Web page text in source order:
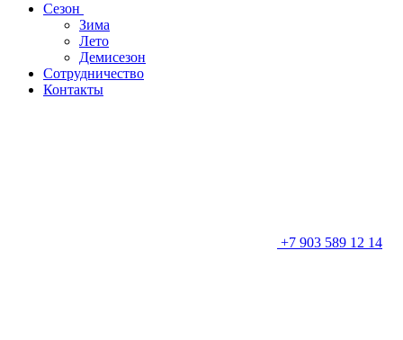
Сезон
Зима
Лето
Демисезон
Сотрудничество
Контакты
+7 903 589 12 14